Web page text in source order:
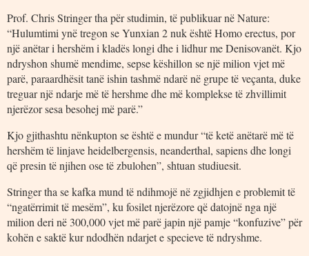
Prof. Chris Stringer tha për studimin, të publikuar në Nature:
“Hulumtimi ynë tregon se Yunxian 2 nuk është Homo erectus, por
një anëtar i hershëm i kladës longi dhe i lidhur me Denisovanët. Kjo
ndryshon shumë mendime, sepse këshillon se një milion vjet më
parë, paraardhësit tanë ishin tashmë ndarë në grupe të veçanta, duke
treguar një ndarje më të hershme dhe më komplekse të zhvillimit
njerëzor sesa besohej më parë.”
Kjo gjithashtu nënkupton se është e mundur “të ketë anëtarë më të
hershëm të linjave heidelbergensis, neanderthal, sapiens dhe longi
që presin të njihen ose të zbulohen”, shtuan studiuesit.
Stringer tha se kafka mund të ndihmojë në zgjidhjen e problemit të
“ngatërrimit të mesëm”, ku fosilet njerëzore që datojnë nga një
milion deri në 300,000 vjet më parë japin një pamje “konfuzive” për
kohën e saktë kur ndodhën ndarjet e specieve të ndryshme.